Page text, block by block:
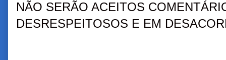
NÃO SERÃO ACEITOS
DESRESPEITOSOS E EM